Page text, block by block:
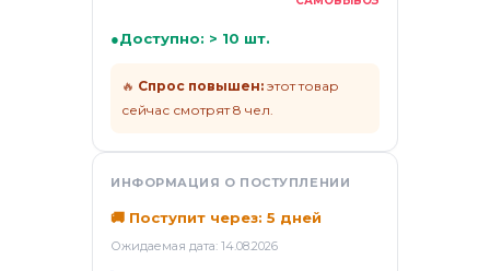
●Доступно: > 10 шт.
🔥 Спрос повышен: этот товар
сейчас смотрят 8 чел.
ИНФОРМАЦИЯ О ПОСТУПЛЕНИИ
🚚 Поступит через: 5 дней
Ожидаемая дата: 14.08.2026